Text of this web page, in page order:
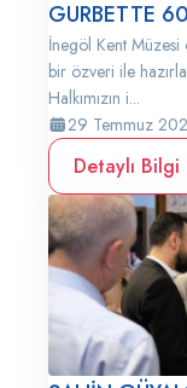
GURBETTE
İnegöl Kent
bir özveri ile
Halkımızın i...
29 Temmuz
Detaylı Bilgi